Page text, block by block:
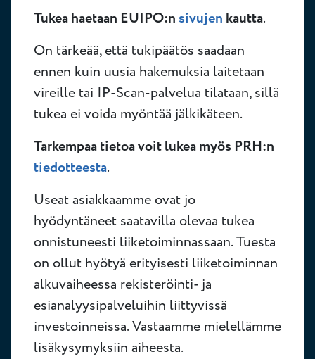
Tukea haetaan EUIPO:n sivujen kautta.
On tärkeää, että tukipäätös saadaan
ennen kuin uusia hakemuksia laitetaan
vireille tai IP-Scan-palvelua tilataan, sillä
tukea ei voida myöntää jälkikäteen.
Tarkempaa tietoa voit lukea myös PRH:n
tiedotteesta.
Useat asiakkaamme ovat jo
hyödyntäneet saatavilla olevaa tukea
onnistuneesti liiketoiminnassaan. Tuesta
on ollut hyötyä erityisesti liiketoiminnan
alkuvaiheessa rekisteröinti- ja
esianalyysipalveluihin liittyvissä
investoinneissa. Vastaamme mielellämme
lisäkysymyksiin aiheesta.